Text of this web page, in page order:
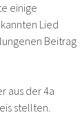
einige
Lied
Beitrag
aus der 4a
stellten.